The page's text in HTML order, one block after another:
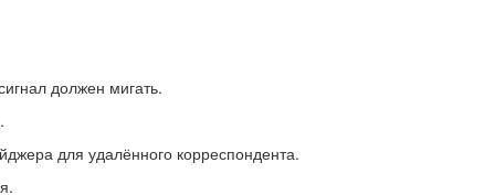
должен мигать.
для удалённого корреспондента.